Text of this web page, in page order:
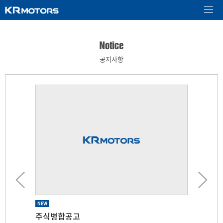
공지사항
NEW
소규모합병을 위한 기준일 지정 공고
NEW
주식병합공고
NEW
제 66기 임시주주총회 소집공고
NEW
제 66기 임시주주총회 기준일 공고
NEW
제 65기 주주총회 소집공고